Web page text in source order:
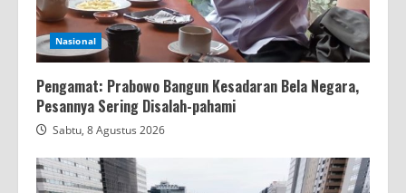
Nasional
Pengamat: Prabowo Bangun Kesadaran Bela Negara,
Pesannya Sering Disalah-pahami
Sabtu, 8 Agustus 2026